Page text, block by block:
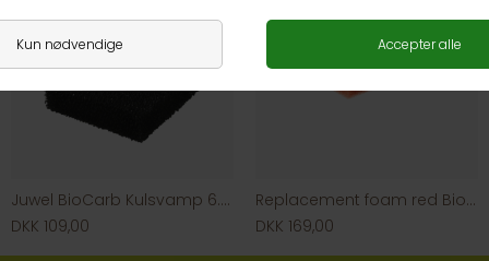
Juwel BioCarb Kulsvamp 6.0 L
DKK 109,00
Replacement foam red BioSmart
DKK 169,00